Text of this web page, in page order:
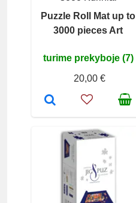
Puzzle Roll Mat up to
3000 pieces Art
turime prekyboje (7)
20,00 €